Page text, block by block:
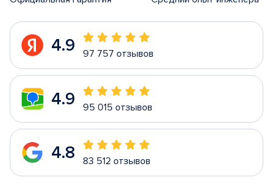
4.9 97 757 отзывов
4.9 95 015 отзывов
4.8 83 512 отзывов